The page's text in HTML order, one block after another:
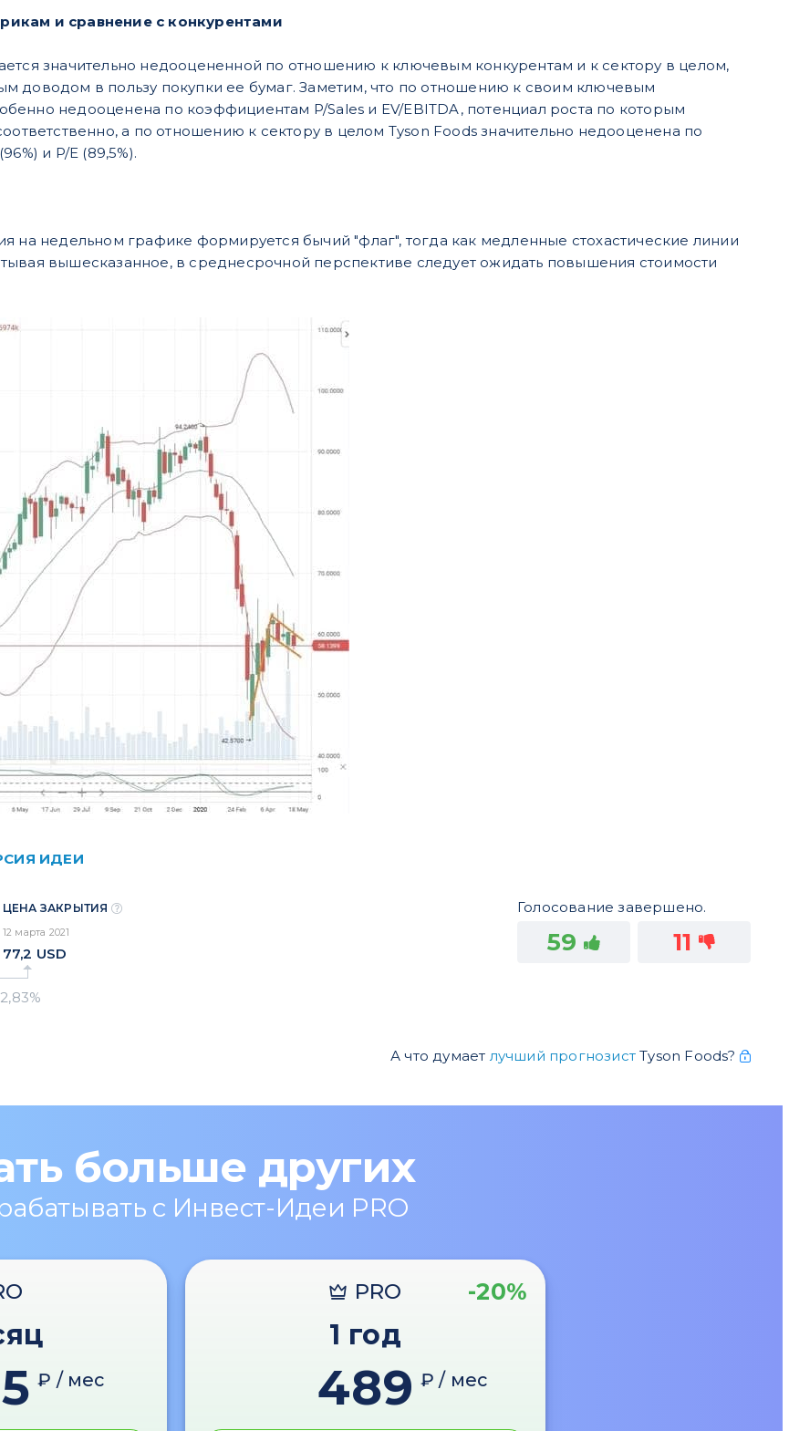
и сравнение с конкурентами
значительно недооцененной по отношению к ключевым конкурентам и к сектору в целом,
доводом в пользу покупки ее бумаг. Заметим, что по отношению к своим ключевым
недооценена по коэффициентам P/Sales и EV/EBITDA, потенциал роста по которым
а по отношению к сектору в целом Tyson Foods значительно недооценена по
и P/E (89,5%).
на недельном графике формируется бычий "флаг", тогда как медленные стохастические линии
вышесказанное, в среднесрочной перспективе следует ожидать повышения стоимости
ИДЕИ
ЦЕНА ЗАКРЫТИЯ
12 марта 2021
77,2 USD
Голосование завершено.
59 11
А что думает лучший прогнозистTyson Foods?
больше других
с Инвест-Идеи PRO
₽ / мес
PRO -20%
1 год
489 ₽ / мес